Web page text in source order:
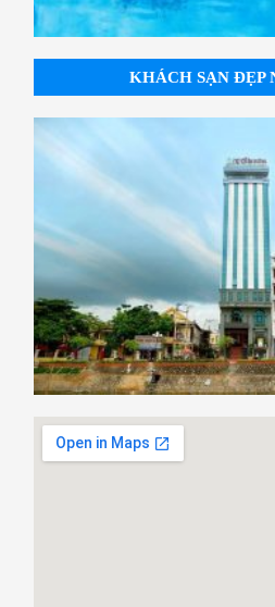
KHÁCH SẠN ĐẸP